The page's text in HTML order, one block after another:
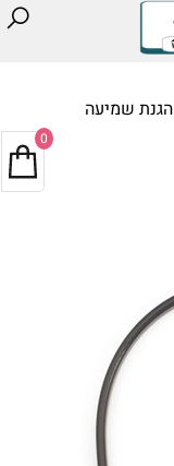
הגנת שמיעה
0